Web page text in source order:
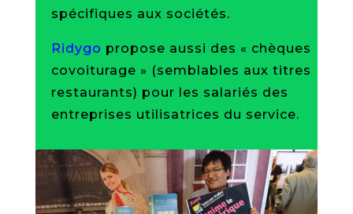
spécifiques aux sociétés.
Ridygo propose aussi des « chèques
covoiturage » (semblables aux titres
restaurants) pour les salariés des
entreprises utilisatrices du service.